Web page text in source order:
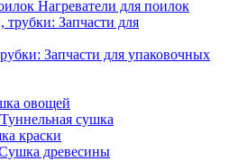
Нагреватели для поилок
Запчасти для упаковочных
овощей
Туннельная сушка
краски
древесины